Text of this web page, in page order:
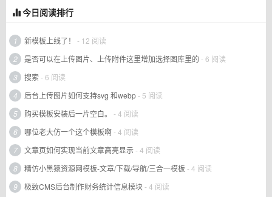
今日阅读排行
1 新模板上线了！
- 12 阅读
2
是否可以在上传图片、上传附件这里增加选择图库里的 - 6 阅读
3
搜索- 6 阅读
4
后台上传图片如何支持svg 和webp- 5 阅读
5
购买模板安装后一片空白。
- 4 阅读
6
哪位老大仿一个这个模板啊- 4 阅读
7
文章页如何实现当前文章高亮显示- 4 阅读
8
精仿小黑猿资源网模板-文章/下载/导航/三合一模板 - 4 阅读
9
极致CMS后台制作财务统计信息模块- 4 阅读